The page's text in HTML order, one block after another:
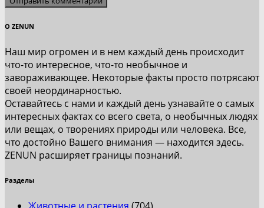
О ZENUN
Наш мир огромен и в нем каждый день происходит
что-то интересное, что-то необычное и
завораживающее. Некоторые факты просто потрясают
своей неординарностью.
Оставайтесь с нами и каждый день узнавайте о самых
интересных фактах со всего света, о необычных людях
или вещах, о творениях природы или человека. Все,
что достойно Вашего внимания — находится здесь.
ZENUN расширяет границы познаний.
Разделы